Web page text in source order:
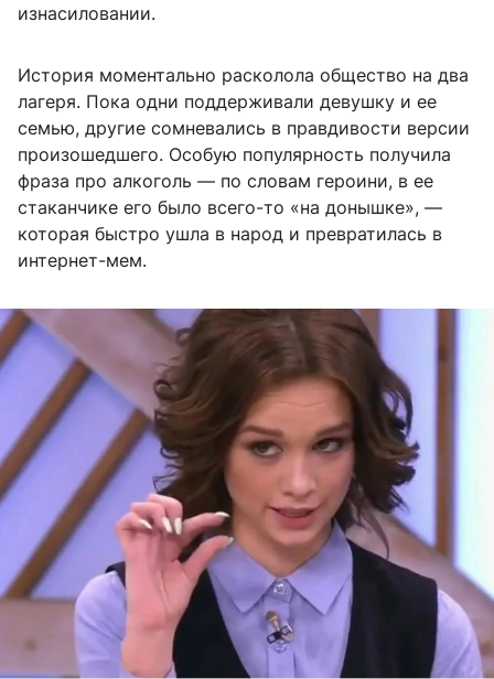
изнасиловании.
История моментально расколола общество на два
лагеря. Пока одни поддерживали девушку и ее
семью, другие сомневались в правдивости версии
произошедшего. Особую популярность получила
фраза про алкоголь — по словам героини, в ее
стаканчике его было всего-то «на донышке», —
которая быстро ушла в народ и превратилась в
интернет-мем.